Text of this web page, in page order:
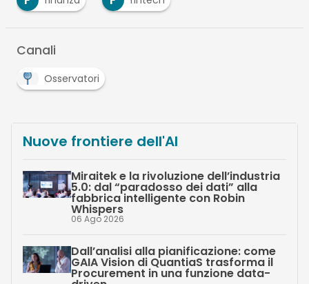
Canali
Osservatori
Nuove frontiere dell'AI
Miraitek e la rivoluzione dell’industria
5.0: dal “paradosso dei dati” alla
fabbrica intelligente con Robin
Whispers
06 Ago 2026
Dall’analisi alla pianificazione: come
GAIA Vision di QuantiaS trasforma il
Procurement in una funzione data-